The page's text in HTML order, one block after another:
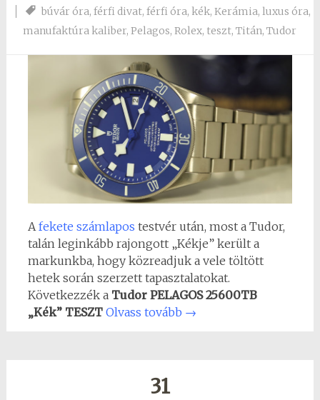
búvár óra,férfi divat,férfi óra, kék,Kerámia,luxus óra,
manufaktúra kaliber,Pelagos,Rolex, teszt,Titán,Tudor
Afekete számlapos testvér után, most a Tudor,
talán leginkább rajongott „Kékje” került a
markunkba, hogy közreadjuk a vele töltött
hetek során szerzett tapasztalatokat.
Következzék a Tudor PELAGOS 25600TB
„Kék” TESZT Olvass tovább →
31